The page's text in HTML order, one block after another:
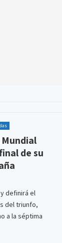
de su
definirá el
del triunfo,
a la séptima